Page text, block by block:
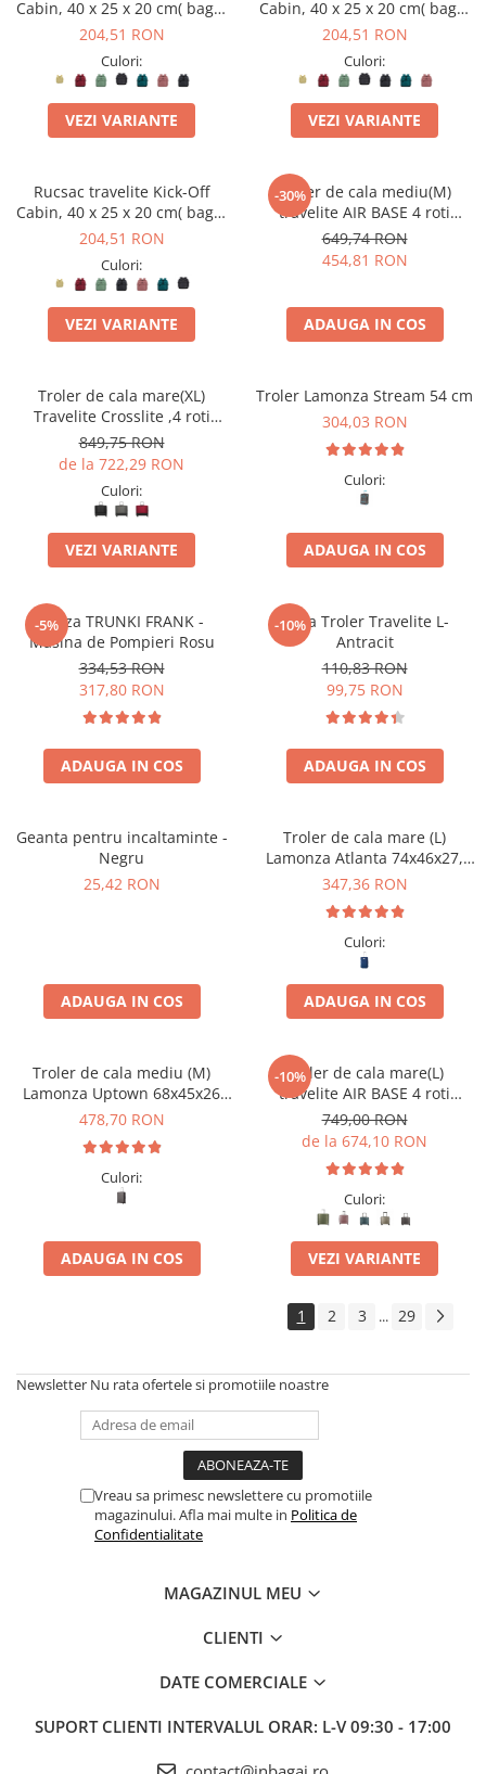
Cabin, 40 x 25 x 20 cm( bagaj
permis gratuit la companii
204,51 RON
Culori:
VEZI VARIANTE
Cabin, 40 x 25 x 20 cm( bagaj
permis gratuit la companii
204,51 RON
Culori:
VEZI VARIANTE
Rucsac travelite Kick-Off
Cabin, 40 x 25 x 20 cm( bagaj
permis gratuit la companii
204,51 RON
Culori:
VEZI VARIANTE
-30%
Troler de cala mediu(M)
travelite AIR BASE 4 roti
spinner 67 x 45 x 27 cm -
RESIGILAT
649,74 RON
454,81 RON
ADAUGA IN COS
Troler de cala mare(XL)
Travelite Crosslite ,4 roti
duble, 81 x 52 x 32/36 cm
,expandabil
849,75 RON
de la 722,29 RON
Culori:
VEZI VARIANTE
Troler Lamonza Stream 54 cm
304,03 RON
Culori:
ADAUGA IN COS
-5%
Valiza TRUNKI FRANK -
Masina de Pompieri Rosu
334,53 RON
317,80 RON
ADAUGA IN COS
-10%
Husa Troler Travelite L-
Antracit
110,83 RON
99,75 RON
ADAUGA IN COS
Geanta pentru incaltaminte -
Negru
25,42 RON
ADAUGA IN COS
Troler de cala mare (L)
Lamonza Atlanta 74x46x27,
expandabil 30%
347,36 RON
Culori:
ADAUGA IN COS
Troler de cala mediu (M)
Lamonza Uptown 68x45x26
cm, 3.10 kg, gri
478,70 RON
Culori:
ADAUGA IN COS
-10%
Troler de cala mare(L)
travelite AIR BASE 4 roti
spinner 77 x 51 x 30 cm - L
749,00 RON
de la 674,10 RON
Culori:
VEZI VARIANTE
1 2 3 ... 29
Newsletter Nu rata ofertele si promotiile noastre
Vreau sa primesc newslettere cu promotiile
magazinului. Afla mai multe in Politica de
Confidentialitate
MAGAZINUL MEU
CLIENTI
DATE COMERCIALE
SUPORT CLIENTI INTERVALUL ORAR: L-V 09:30 - 17:00